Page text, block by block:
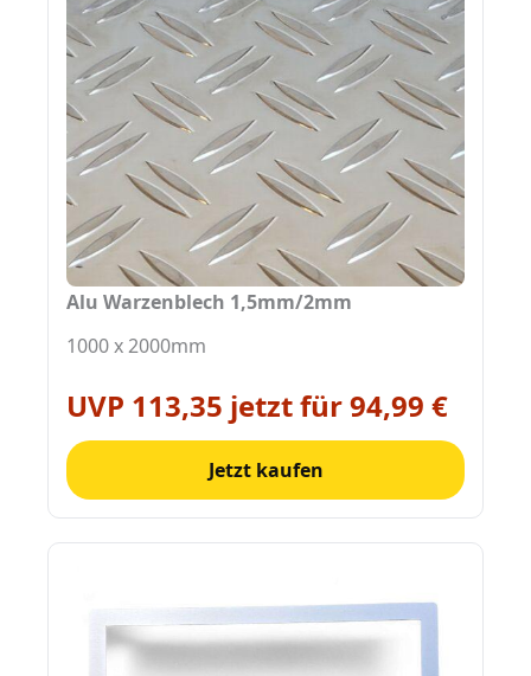
Alu Warzenblech 1,5mm/2mm
1000 x 2000mm
UVP 113,35 jetzt für 94,99 €
Jetzt kaufen